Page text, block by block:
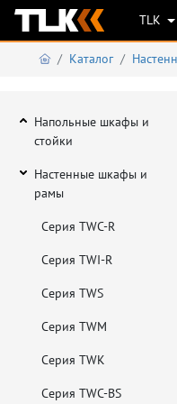
TLK
Каталог
Напольные шкафы и
стойки
Настенные шкафы и
рамы
Серия TWC-R
Серия TWI-R
Серия TWS
Серия TWM
Серия TWK
Серия TWC-BS